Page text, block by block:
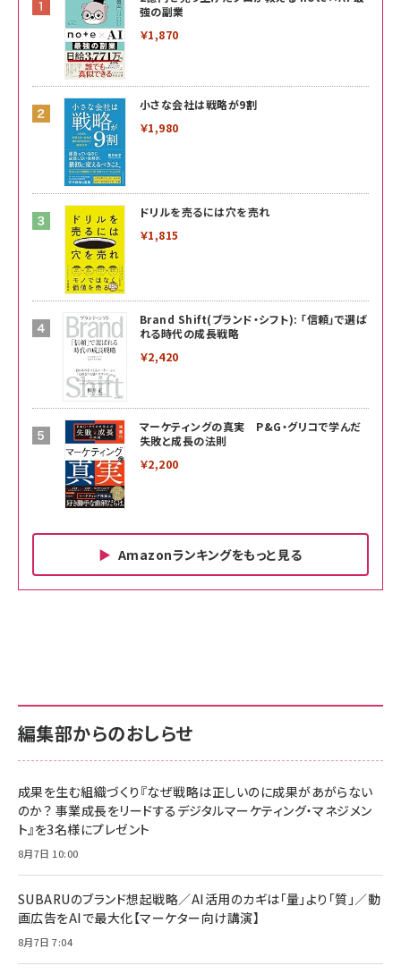
強の副業
￥1,870
小さな会社は戦略が9割
￥1,980
ドリルを売るには穴を売れ
￥1,815
Brand Shift(ブランド・シフト): 「信頼」で選ば
れる時代の成長戦略
￥2,420
マーケティングの真実 P&G・グリコで学んだ
失敗と成長の法則
￥2,200
Amazonランキングをもっと見る
￥880
anan(アンアン)2026/06/24号 No.2500増刊
スペシャルエディション[王道エンタメの矜持／
￥1,100
anan(アンアン)2026/07/08号 No.2502[2026
￥880
ママ投資家が育休中に１億貯めた株式投資
サポート正規品 メーカー保証5年 KLMEA128G
NIMASO ガラスフィルム iPhone 17 用 保護フィ
すい ガイド枠付き いPhone17 (6.3インチ) 対応
2枚セット DSP25F1698
￥1,599
￥6,980
全ワイヤレスイヤホン/アクティブノイズキャンセリ
サポート正規品 メーカー保証5年 KLMEA128G
Amazon eギフトカード - Amazonロゴ - クラ
￥5,000
Anker PowerLine III Flow USB-C & USB-C
Pro/Air 各種対応 (1.8m ミッドナイトブラック)
￥1,890
編集部からのおしらせ
成果を生む組織づくり『なぜ戦略は正しいのに成果があがらない
のか？ 事業成長をリードするデジタルマーケティング・マネジメン
ト』を3名様にプレゼント
8月7日 10:00
SUBARUのブランド想起戦略／AI活用のカギは「量」より「質」／動
画広告をAIで最大化【マーケター向け講演】
8月7日 7:04